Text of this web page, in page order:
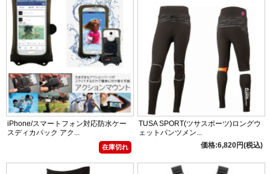
iPhone/スマートフォン対応防水ケー
スディカパック アク...
在庫切れ
TUSA SPORT(ツサスポーツ)ロングウ
ェットパンツメン...
価格:6,820円(税込)